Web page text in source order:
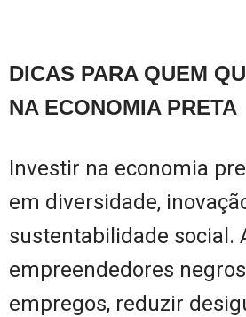
DICAS PARA QUEM
NA ECONOMIA PRETA
Investir na economia
em diversidade,
sustentabilidade social.
empreendedores
empregos, reduzir